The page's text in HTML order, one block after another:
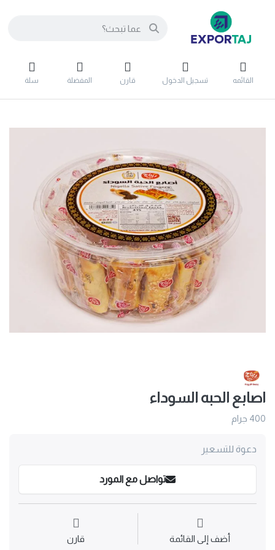
القائمه تسجيل الدخول قارن المفضلة سلة
اصابع الحبه السوداء
400 جرام
دعوة للتسعير
تواصل مع المورد
أضف إلى القائمة قارن